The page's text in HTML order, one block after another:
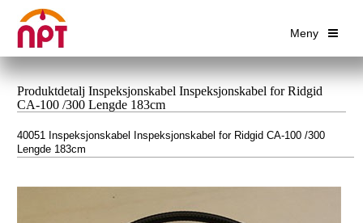
Meny
Produktdetalj Inspeksjonskabel Inspeksjonskabel for Ridgid
CA-100 /300 Lengde 183cm
40051 Inspeksjonskabel Inspeksjonskabel for Ridgid CA-100 /300
Lengde 183cm